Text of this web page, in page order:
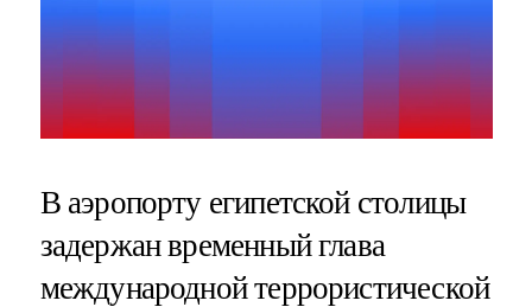
В аэропорту египетской столицы
задержан временный глава
международной террористической